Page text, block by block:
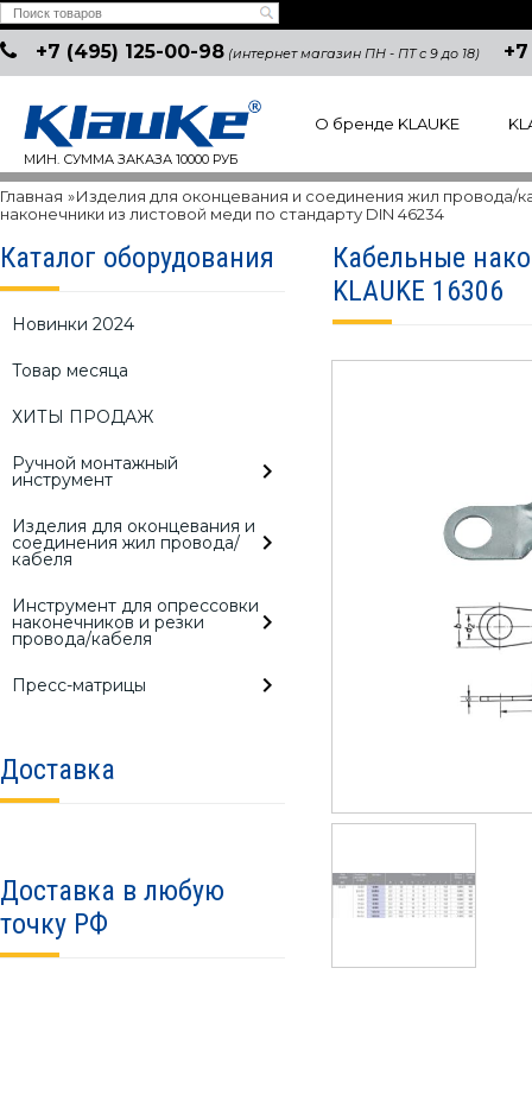
+7 (495) 125-00-98 (интернет магазин ПН - ПТ с 9 до 18)
МИН. СУММА ЗАКАЗА 10000 РУБ
О бренде KLAUKE
Каталог оборудования
Новинки 2024
Товар месяца
ХИТЫ ПРОДАЖ
Ручной монтажный
инструмент
Изделия для оконцевания и
соединения жил провода/
кабеля
Инструмент для опрессовки
наконечников и резки
провода/кабеля
Пресс-матрицы
Доставка
Доставка в любую
точку РФ
Главная »Изделия для оконцевания и соединения жил провода/
наконечники из листовой меди по стандарту DIN 46234
Кабельные
KLAUKE 16306